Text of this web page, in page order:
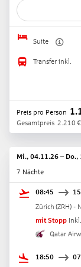
Suite
Transfer inkl.
Preis pro Person
Gesamtpreis 2.210 €
Mi., 04.11.26 – Do.,
7 Nächte
08:45
Zürich (ZRH) -
mit Stopp
Qatar
18:50